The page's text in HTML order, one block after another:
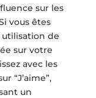
sur les
vous êtes
utilisation de
sur votre
avec les
“J’aime”,
un